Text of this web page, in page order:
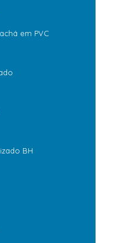
em PVC
BH